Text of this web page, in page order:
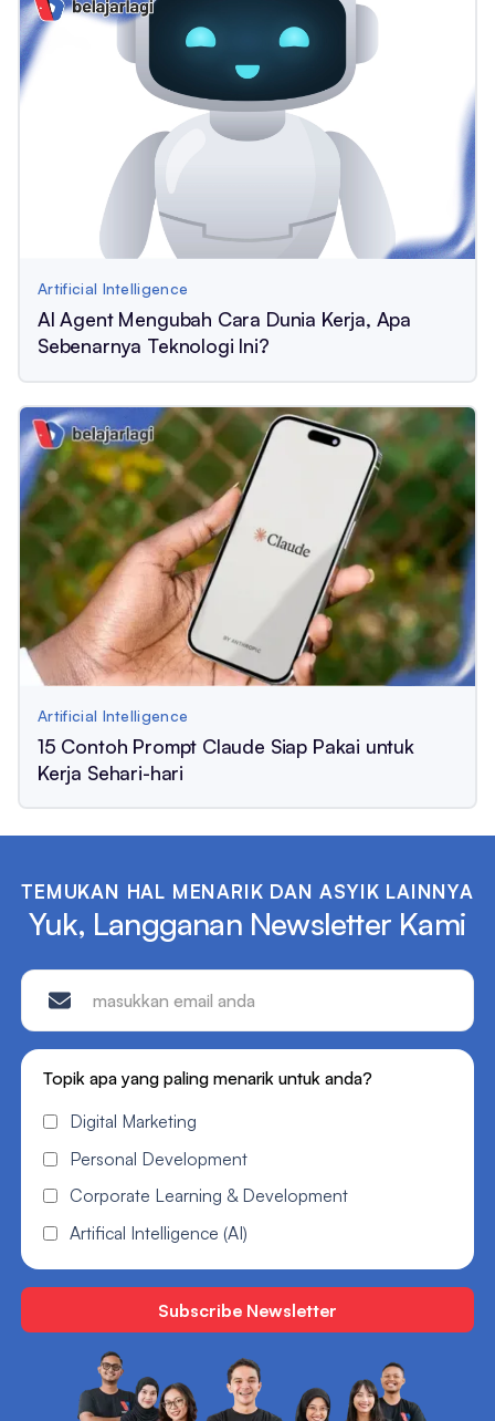
Artificial Intelligence
AI Agent Mengubah Cara Dunia Kerja, Apa
Sebenarnya Teknologi Ini?
Artificial Intelligence
15 Contoh Prompt Claude Siap Pakai untuk
Kerja Sehari-hari
TEMUKAN HAL MENARIK DAN ASYIK LAINNYA
Yuk, Langganan Newsletter Kami
Topik apa yang paling menarik untuk anda?
Digital Marketing
Personal Development
Corporate Learning & Development
Artifical Intelligence (AI)